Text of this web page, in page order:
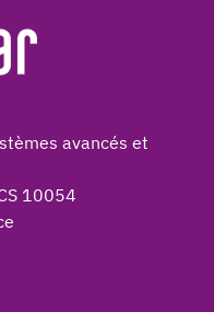
avancés et
10054